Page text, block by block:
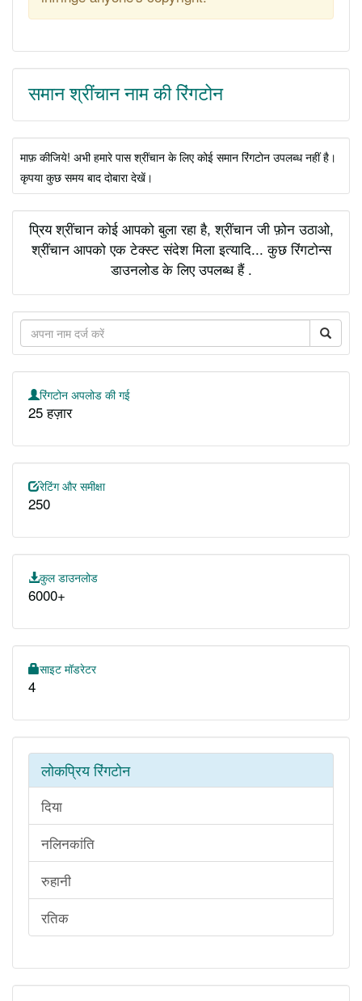
समान श्रींचान नाम की रिंगटोन
माफ़ कीजिये! अभी हमारे पास श्रींचान के लिए कोई समान रिंगटोन उपलब्ध नहीं है।
कृपया कुछ समय बाद दोबारा देखें।
प्रिय श्रींचान कोई आपको बुला रहा है, श्रींचान जी फ़ोन उठाओ,
श्रींचान आपको एक टेक्स्ट संदेश मिला इत्यादि... कुछ रिंगटोन्स
डाउनलोड के लिए उपलब्ध हैं .
रिंगटोन अपलोड की गई
25 हज़ार
रेटिंग और समीक्षा
250
कुल डाउनलोड
6000+
साइट मॉडरेटर
4
लोकप्रिय रिंगटोन
दिया
नलिनकांति
रुहानी
रतिक